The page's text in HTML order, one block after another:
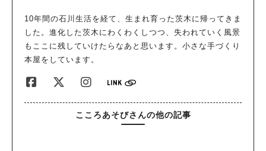
10年間の石川生活を経て、生まれ育った茨木に帰ってきま
した。進化した茨木にわくわくしつつ、失われていく風景
もここに残していけたらなあと思います。小さな手づくり
本屋をしています。
こころあそびさんの他の記事